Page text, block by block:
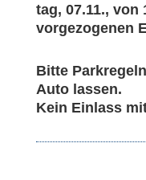
tag, 07.11., von
vor­ge­zo­ge­nen
Bit­te
Auto las­sen.
Kein Ein­lass